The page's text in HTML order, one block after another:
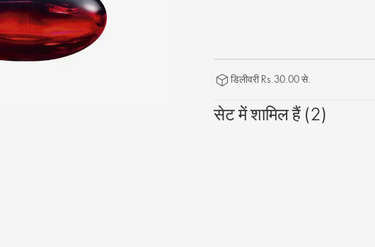
डिलीवरी Rs.30.00 से.
सेट में शामिल हैं (2)